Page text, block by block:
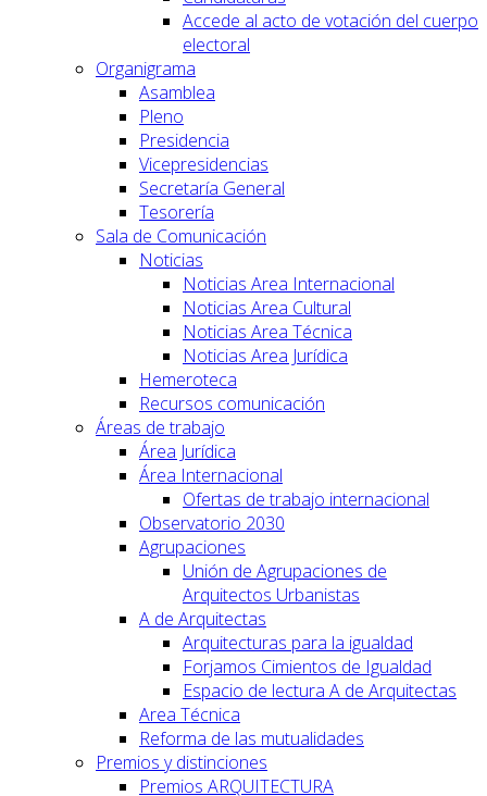
Accede al acto de votación del cuerpo
electoral
Organigrama
Asamblea
Pleno
Presidencia
Vicepresidencias
Secretaría General
Tesorería
Sala de Comunicación
Noticias
Noticias Area Internacional
Noticias Area Cultural
Noticias Area Técnica
Noticias Area Jurídica
Hemeroteca
Recursos comunicación
Áreas de trabajo
Área Jurídica
Área Internacional
Ofertas de trabajo internacional
Observatorio 2030
Agrupaciones
Unión de Agrupaciones de
Arquitectos Urbanistas
A de Arquitectas
Arquitecturas para la igualdad
Forjamos Cimientos de Igualdad
Espacio de lectura A de Arquitectas
Area Técnica
Reforma de las mutualidades
Premios y distinciones
Premios ARQUITECTURA